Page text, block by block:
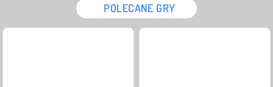
POLECANE GRY